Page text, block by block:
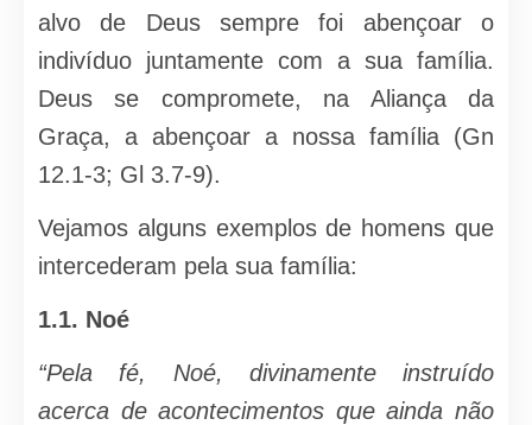
alvo de Deus sempre foi abençoar o
indivíduo juntamente com a sua família.
Deus se compromete, na Ali­ança da
Graça, a abençoar a nossa fa­mília (Gn
12.1-3; Gl 3.7-9).
Vejamos alguns exemplos de homens que
intercederam pela sua família:
1.1. Noé
“Pela fé, Noé, divinamente instruído
acerca de acontecimentos que ainda não